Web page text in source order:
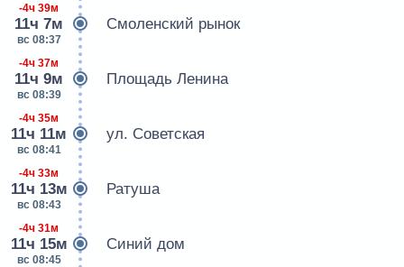
-4ч 39м
11ч 7м
вс 08:37
Смоленский рынок
-4ч 37м
11ч 9м
вс 08:39
Площадь Ленина
-4ч 35м
11ч 11м
вс 08:41
ул. Советская
-4ч 33м
11ч 13м
вс 08:43
Ратуша
-4ч 31м
11ч 15м
вс 08:45
Синий дом